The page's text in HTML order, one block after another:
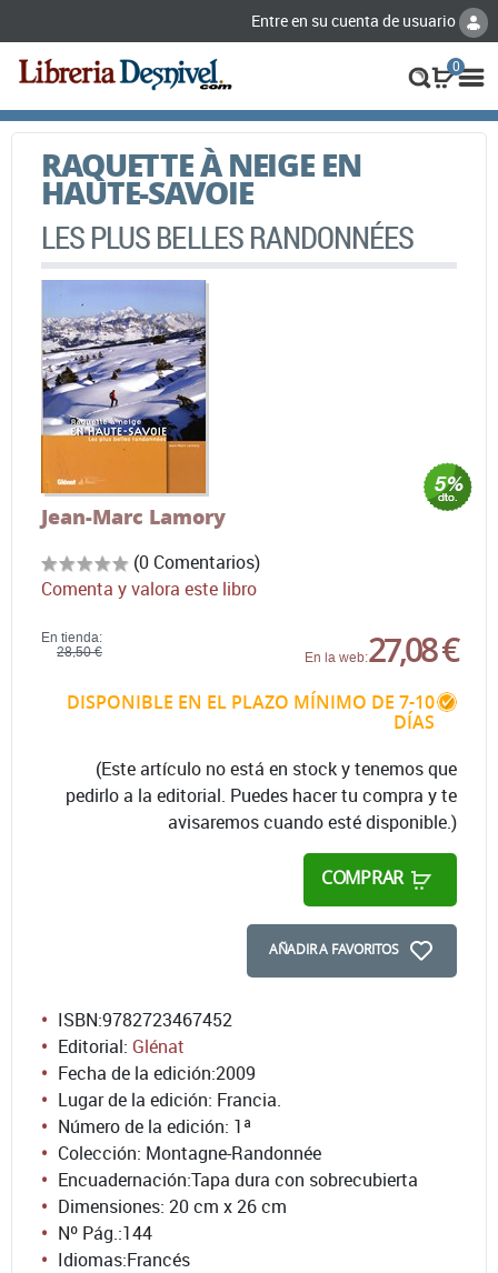
Entre en su cuenta de usuario
0
RAQUETTE À NEIGE EN
HAUTE-SAVOIE
LES PLUS BELLES RANDONNÉES
Jean-Marc Lamory
(0 Comentarios)
Comenta y valora este libro
En tienda:
28,50 €
En la web:27,08 €
DISPONIBLE EN EL PLAZO MÍNIMO DE 7-10
DÍAS
(Este artículo no está en stock y tenemos que
pedirlo a la editorial. Puedes hacer tu compra y te
avisaremos cuando esté disponible.)
COMPRAR
AÑADIR A FAVORITOS
ISBN:9782723467452
Editorial: Glénat
Fecha de la edición:2009
Lugar de la edición: Francia.
Número de la edición: 1ª
Colección: Montagne-Randonnée
Encuadernación:Tapa dura con sobrecubierta
Dimensiones: 20 cm x 26 cm
Nº Pág.:144
Idiomas:Francés